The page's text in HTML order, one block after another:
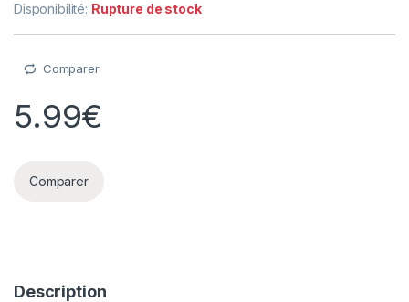
Disponibilité: Rupture de stock
Comparer
5.99€
Comparer
Description